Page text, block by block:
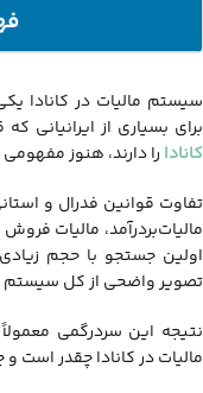
چه کسانی باید در کانادا
مالیات بر درآمد در کانادا
مالیات فروش در کانادا (GST، HST، PST)
مالیات خرید خانه در کانادا
مالیات بر سود سرمایه در
مالیات شرکت ‌ها در کانادا
مالیات بر ارث در کانادا
سیستم مالیات در کانادا
برای بسیاری از ایرانیانی
کانادا را دارند، هنوز
تفاوت قوانین فدرال و
مالیات‌بردرآمد، مالیات
اولین جستجو با حجم زیادی
تصویر واضحی از کل سیستم
نتیجه این سردرگمی
مالیات در کانادا چقدر است